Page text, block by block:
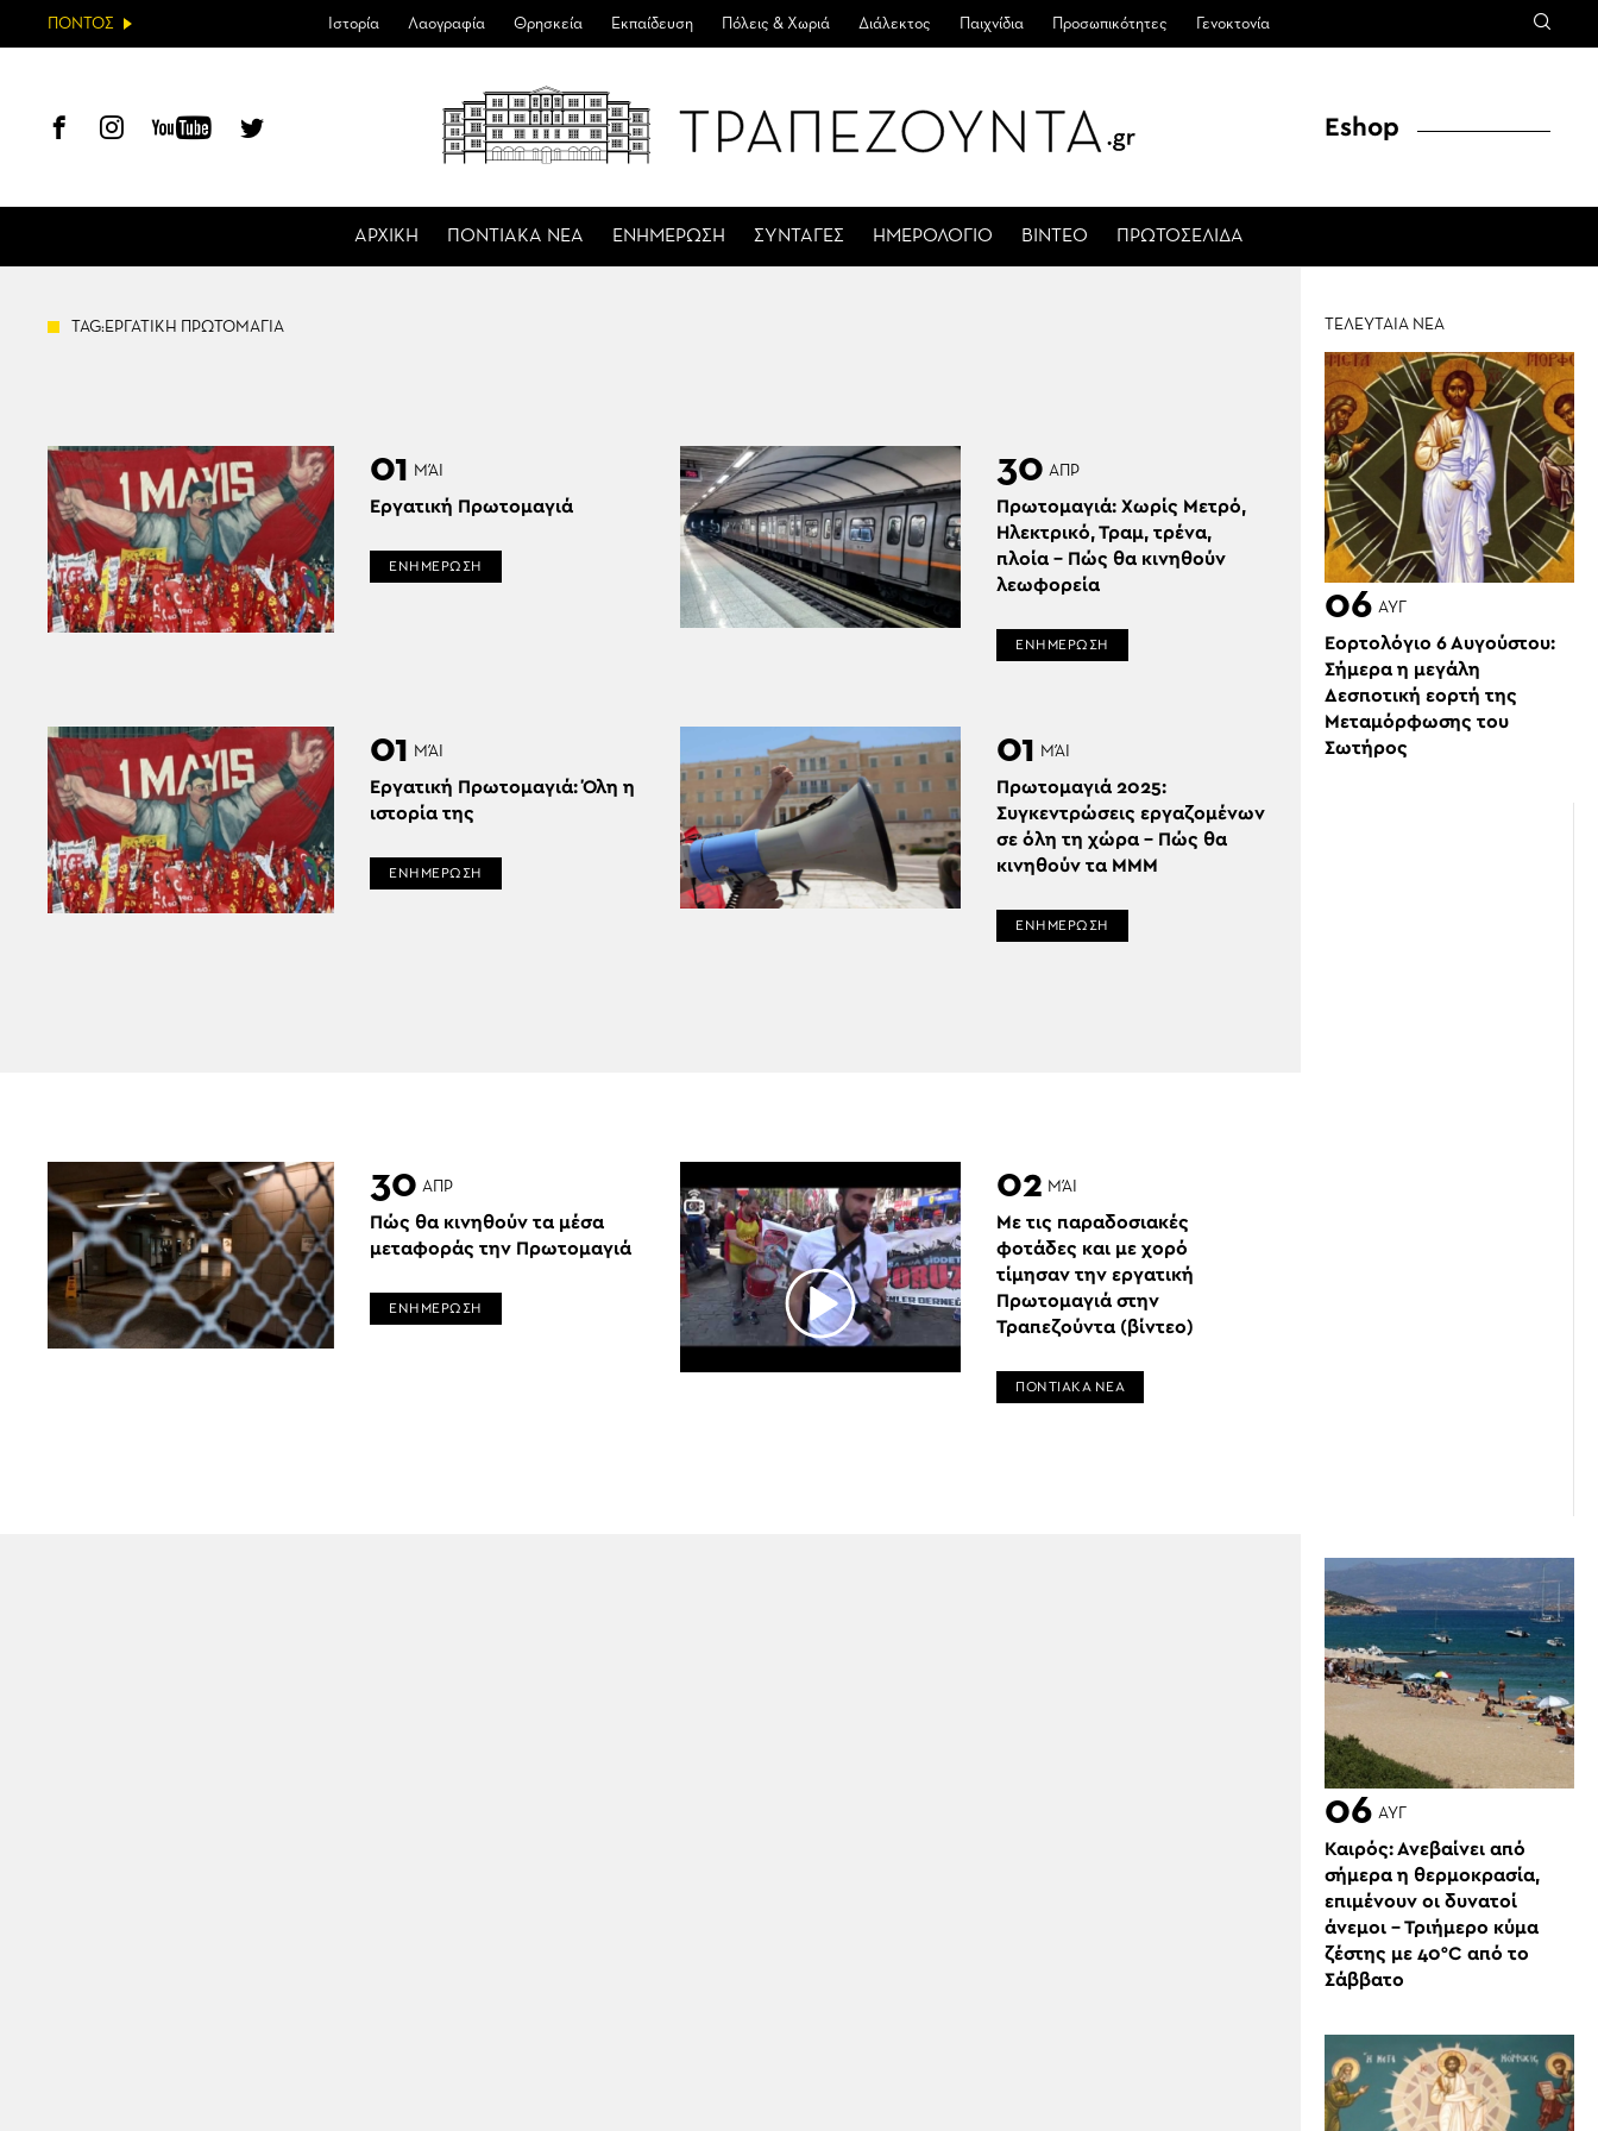
ΠΟΝΤΟΣ Ιστορία Λαογραφία Θρησκεία Εκπαίδευση Πόλεις & Χωριά Διάλεκτος Παιχνίδια Προσωπικότητες Γενοκτονία
ΑΡΧΙΚΗ ΠΟΝΤΙΑΚΑ ΝΕΑ ΕΝΗΜΕΡΩΣΗ ΣΥΝΤΑΓΕΣ ΗΜΕΡΟΛΟΓΙΟ ΒΙΝΤΕΟ ΠΡΩΤΟΣΕΛΙΔΑ
Eshop
TAG:ΕΡΓΑΤΙΚΗ ΠΡΩΤΟΜΑΓΙΑ
01 ΜΆΙ
Εργατική Πρωτομαγιά
ΕΝΗΜΕΡΩΣΗ
30 ΑΠΡ
Πρωτομαγιά: Χωρίς Μετρό,
Ηλεκτρικό, Τραμ, τρένα,
πλοία – Πώς θα κινηθούν
λεωφορεία
ΕΝΗΜΕΡΩΣΗ
01 ΜΆΙ
Εργατική Πρωτομαγιά: Όλη η
ιστορία της
ΕΝΗΜΕΡΩΣΗ
01 ΜΆΙ
Πρωτομαγιά 2025:
Συγκεντρώσεις εργαζομένων
σε όλη τη χώρα – Πώς θα
κινηθούν τα ΜΜΜ
ΕΝΗΜΕΡΩΣΗ
30 ΑΠΡ
Πώς θα κινηθούν τα μέσα
μεταφοράς την Πρωτομαγιά
ΕΝΗΜΕΡΩΣΗ
02 ΜΆΙ
Με τις παραδοσιακές
φοτάδες και με χορό
τίμησαν την εργατική
Πρωτομαγιά στην
Τραπεζούντα (βίντεο)
ΠΟΝΤΙΑΚΑ ΝΕΑ
ΤΕΛΕΥΤΑΙΑ ΝΕΑ
06 ΑΥΓ
Εορτολόγιο 6 Αυγούστου:
Σήμερα η μεγάλη
Δεσποτική εορτή της
Μεταμόρφωσης του
Σωτήρος
06 ΑΥΓ
Καιρός: Ανεβαίνει από
σήμερα η θερμοκρασία,
επιμένουν οι δυνατοί
άνεμοι – Τριήμερο κύμα
ζέστης με 40°C από το
Σάββατο